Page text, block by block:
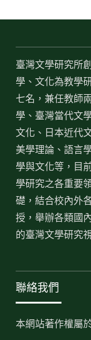
臺灣文學研究所
學、文化為教學
七名，兼任教師
學、臺灣當代文
文化、日本近代
美學理論、語言
學與文化等，目
學研究之各重要
礎，結合校內外
授，舉辦各類國
的臺灣文學研究
聯絡我們
本網站著作權屬